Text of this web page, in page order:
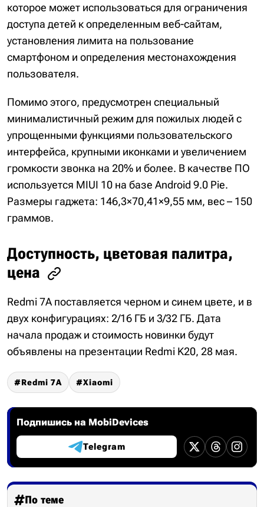
которое может использоваться для ограничения
доступа детей к определенным веб-сайтам,
установления лимита на пользование
смартфоном и определения местонахождения
пользователя.
Помимо этого, предусмотрен специальный
минималистичный режим для пожилых людей с
упрощенными функциями пользовательского
интерфейса, крупными иконками и увеличением
громкости звонка на 20% и более. В качестве ПО
используется MIUI 10 на базе Android 9.0 Pie.
Размеры гаджета: 146,3×70,41×9,55 мм, вес – 150
граммов.
Доступность, цветовая палитра,
цена
Redmi 7A поставляется черном и синем цвете, и в
двух конфигурациях: 2/16 ГБ и 3/32 ГБ. Дата
начала продаж и стоимость новинки будут
объявлены на презентации Redmi K20, 28 мая.
Redmi 7A Xiaomi
Подпишись на MobiDevices
Telegram
По теме